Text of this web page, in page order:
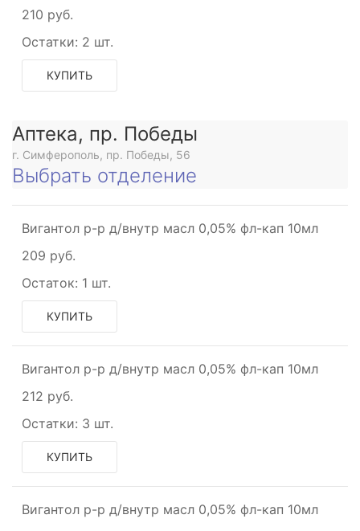
210 руб.
Остатки: 2 шт.
КУПИТЬ
Аптека, пр. Победы
г. Симферополь, пр. Победы, 56
Выбрать отделение
Вигантол р-р д/внутр масл 0,05% фл-кап 10мл
209 руб.
Остаток: 1 шт.
КУПИТЬ
Вигантол р-р д/внутр масл 0,05% фл-кап 10мл
212 руб.
Остатки: 3 шт.
КУПИТЬ
Вигантол р-р д/внутр масл 0,05% фл-кап 10мл